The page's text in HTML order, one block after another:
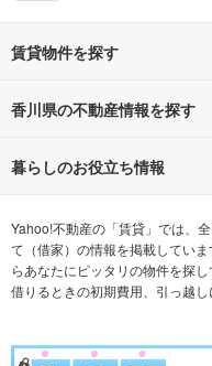
賃貸物件を探す
路線・駅から探す
通勤時間から探す
不動産会社から探す
テーマから探す
香川県の不動産情報を探す
不動産・住宅
新築マンション
新築一戸建て
注文住宅
暮らしのお役立ち情報
マンションカタログ
Yahoo!不動産の「賃貸」では、
て（借家）の情報を掲載してい
らあなたにピッタリの物件を探
借りるときの初期費用、引っ越し